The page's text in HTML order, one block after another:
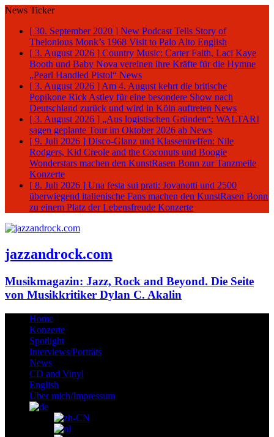
News Ticker
[ 30. September 2020 ] New Podcast Tells Story of
Thelonious Monk’s 1968 Visit to Palo Alto English
[ 3. August 2026 ] Country Music: Carter Faith, Laci Kaye
Booth und Baby Nova vereinen ihre Kräfte für die Hymne
„Pearl Handled Pistol“ News
[ 3. August 2026 ] Am 4. August kehrt die britische
Popikone Rick Astley für eine besondere Show nach
Deutschland zurück und wird in Köln auftreten News
[ 3. August 2026 ] „Aus logistischen Gründen“: WALTARI
sagen geplante Tour im Oktober 2026 ab News
[ 9. Juli 2026 ] Disco-Glanz und Klassentreffen: Nile
Rodgers, Kid Creole and the Coconuts und Boogie
Wonderstars machen den KunstRasen Bonn zur Tanzmeile
Konzerte
[ 8. Juli 2026 ] Una festa sui prati: Jovanotti und 2500
überwiegend italienische Fans machen den KunstRasen Bonn
zu einem Platz der Lebensfreude Konzerte
jazzandrock.com
Musikmagazin: Jazz, Rock and Beyond. Die Seite
von Musikkritiker Dylan C. Akalin
Home
Konzerte
Spotlight
Interviews/Porträts
News
CD and Vinyl
English
Über mich/Impressum